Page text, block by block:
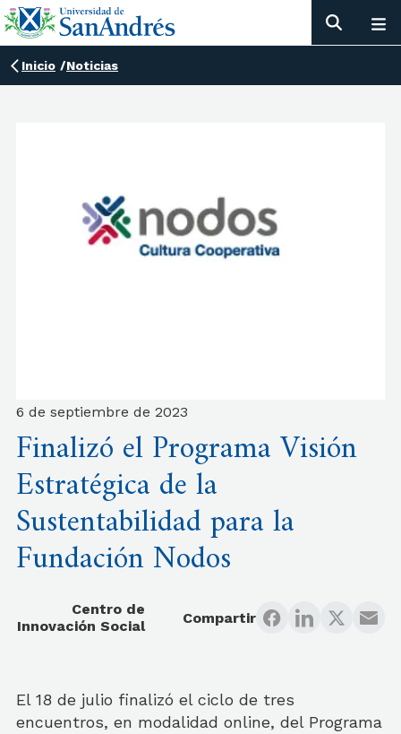
Inicio /Noticias
6 de septiembre de 2023
Finalizó el Programa Visión
Estratégica de la
Sustentabilidad para la
Fundación Nodos
Centro de
Innovación Social
Compartir
El 18 de julio finalizó el ciclo de tres
encuentros, en modalidad online, del Programa